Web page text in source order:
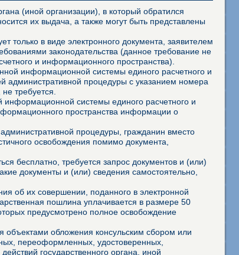
(иной организации), в который обратился
их выдача, а также могут быть представлены
в виде электронного документа, заявителем
законодательства (данное требование не
и информационного пространства).
информационной системы единого расчетного и
административной процедуры с указанием номера
требуется.
системы единого расчетного и
пространства информации о
процедуры, гражданин вместо
освобождения помимо документа,
бесплатно, требуется запрос документов и (или)
документы и (или) сведения самостоятельно,
об их совершении, поданного в электронной
пошлина уплачивается в размере 50
предусмотрено полное освобождение
обложения консульским сбором или
переоформленных, удостоверенных,
государственного органа, иной